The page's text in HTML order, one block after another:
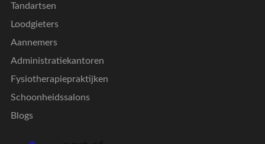
Tandartsen
Loodgieters
Aannemers
Administratiekantoren
Fysiotherapiepraktijken
Schoonheidssalons
Blogs